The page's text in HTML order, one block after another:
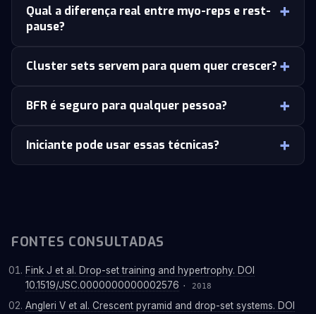
Qual a diferença real entre myo-reps e rest-
pause?
Cluster sets servem para quem quer crescer?
BFR é seguro para qualquer pessoa?
Iniciante pode usar essas técnicas?
FONTES CONSULTADAS
Fink J et al. Drop-set training and hypertrophy. DOI
10.1519/JSC.0000000000002576 · 2018
Angleri V et al. Crescent pyramid and drop-set systems. DOI